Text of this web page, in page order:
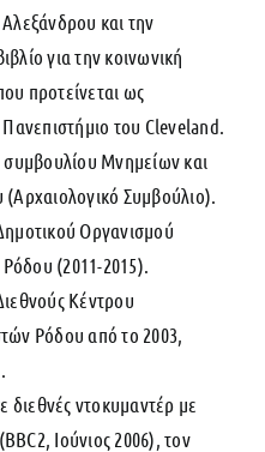
και την
για την κοινωνική
προτείνεται ως
του Cleveland.
Μνημείων και
Συμβούλιο).
Οργανισμού
(2011-2015).
Κέντρου
Ρόδου από το 2003,
διεθνές ντοκυμαντέρ με
Ιούνιος 2006), τον